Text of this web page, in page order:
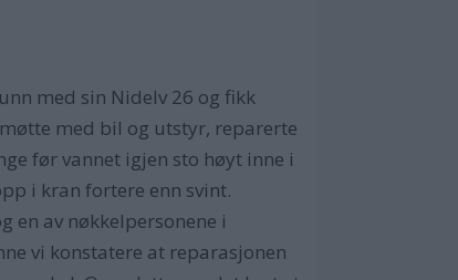
med sin Nidelv 26 og fikk
med bil og utstyr, reparerte
før vannet igjen sto høyt inne i
i kran fortere enn svint.
en av nøkkelpersonene i
vi konstatere at reparasjonen